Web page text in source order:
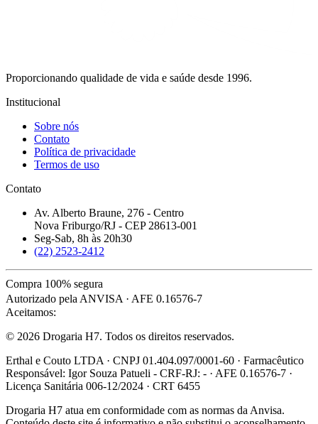
Proporcionando qualidade de vida e saúde desde 1996.
Institucional
Sobre nós
Contato
Política de privacidade
Termos de uso
Contato
Av. Alberto Braune, 276 - Centro
Nova Friburgo/RJ - CEP 28613-001
Seg-Sab, 8h às 20h30
(22) 2523-2412
Compra 100% segura
Autorizado pela ANVISA · AFE 0.16576-7
Aceitamos:
© 2026 Drogaria H7. Todos os direitos reservados.
Erthal e Couto LTDA · CNPJ 01.404.097/0001-60 · Farmacêutico
Responsável: Igor Souza Patueli - CRF-RJ: - · AFE 0.16576-7 ·
Licença Sanitária 006-12/2024 · CRT 6455
Drogaria H7 atua em conformidade com as normas da Anvisa.